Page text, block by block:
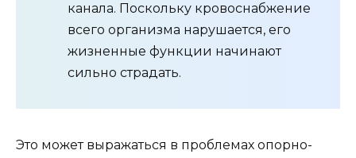
канала. Поскольку кровоснабжение
всего организма нарушается, его
жизненные функции начинают
сильно страдать.
Это может выражаться в проблемах опорно-